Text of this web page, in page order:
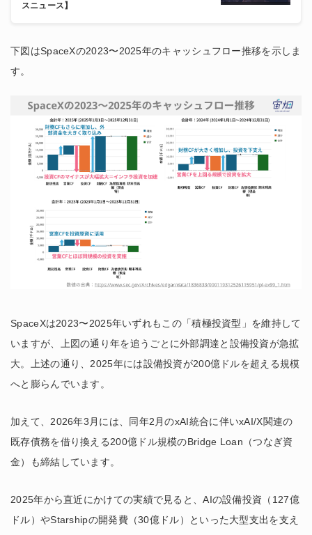
スニュース】
下図はSpaceXの2023〜2025年のキャッシュフロー推移を示しま
す。
SpaceXは2023〜2025年いずれもこの「積極投資型」を維持して
いますが、上図の通り年を追うごとに外部調達と設備投資が急拡
大。上述の通り、2025年には設備投資が200億ドルを超える規模
へと膨らんでいます。
加えて、2026年3月には、同年2月のxAI統合に伴いxAI/X関連の
既存債務を借り換える200億ドル規模のBridge Loan（つなぎ資
金）も締結しています。
2025年から直近にかけての実績で見ると、AIの設備投資（127億
ドル）やStarshipの開発費（30億ドル）といった大型支出を支え